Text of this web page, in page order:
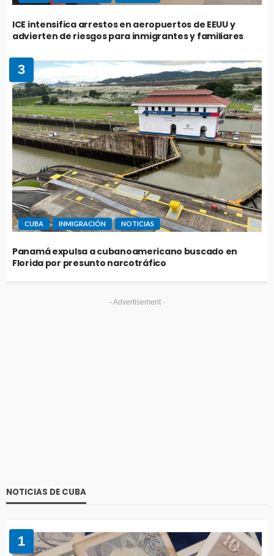
ICE intensifica arrestos en aeropuertos de EEUU y
advierten de riesgos para inmigrantes y familiares
3
CUBA INMIGRACIÓN NOTICIAS
Panamá expulsa a cubanoamericano buscado en
Florida por presunto narcotráfico
- Advertisement -
NOTICIAS DE CUBA
1